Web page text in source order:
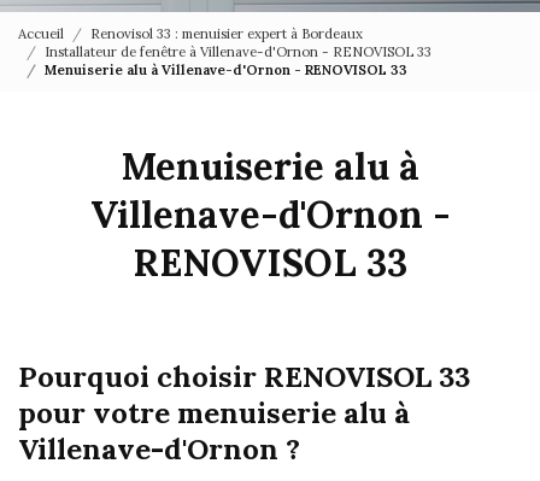
Accueil
Renovisol 33 : menuisier expert à Bordeaux
Installateur de fenêtre à Villenave-d'Ornon - RENOVISOL 33
Menuiserie alu à Villenave-d'Ornon - RENOVISOL 33
Menuiserie alu à
Villenave-d'Ornon -
RENOVISOL 33
Pourquoi choisir RENOVISOL 33
pour votre menuiserie alu à
Villenave-d'Ornon ?